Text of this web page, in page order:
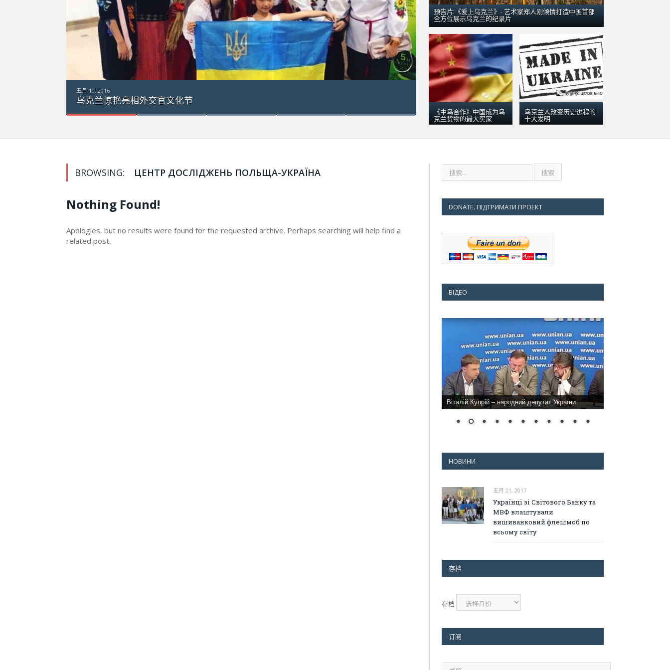
乌克兰“梦幻”运输机在澳大利亚：引数千群众围观
预告片:《爱上乌克兰》- 艺术家郑人刚倾情打造中国首部
全方位展示乌克兰的纪录片
《中乌合作》中国成为乌
克兰货物的最大买家
乌克兰人改变历史进程的
十大发明
BROWSING: ЦЕНТР ДОСЛІДЖЕНЬ ПОЛЬЩА-УКРАЇНА
Nothing Found!
Apologies, but no results were found for the requested archive. Perhaps searching will help find a
related post.
DONATE. ПІДТРИМАТИ ПРОЕКТ
ВІДЕО
Віталій Купрій – народний депутат України
НОВИНИ
五月 21, 2017
Українці зі Світового Банку та
МВФ влаштували
вишиванковий флешмоб по
всьому світу
存档
存档
订阅